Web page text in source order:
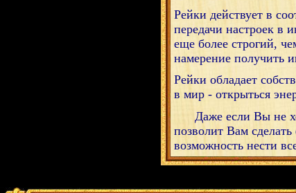
Рейки действует в
передачи настроек в
еще более строгий,
намерение получить
Рейки обладает
в мир - открыться
Даже если Вы не
позволит Вам
возможность нести